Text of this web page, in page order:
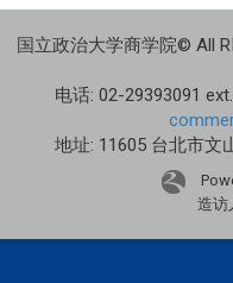
国立政治大学商学院© All
电话: 02-29393091
地址: 11605 台北市文
造访